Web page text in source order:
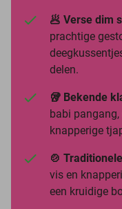
🥟 Verse dim
prachtige
delen.
🥡 Bekende
babi
knapperige
🍲
vis en
een kruidige